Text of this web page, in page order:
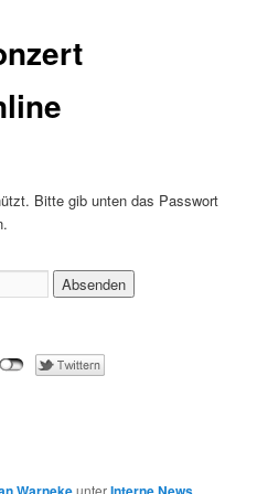
Bitte gib unten das Passwort